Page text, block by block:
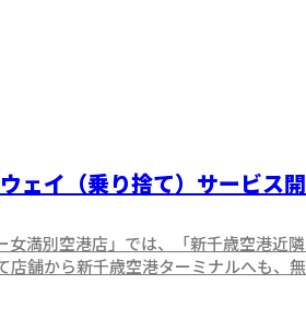
ェイ（乗り捨て）サービス
女満別空港店」では、「新千歳空港
店舗から新千歳空港ターミナルへも、